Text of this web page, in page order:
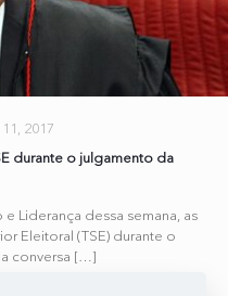
2017
durante o julgamento da
Liderança dessa semana, as
Eleitoral (TSE) durante o
conversa […]